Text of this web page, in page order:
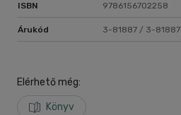
ISBN 9786156702258
Árukód 3-81887 / 3-81887
Elérhető még:
Könyv